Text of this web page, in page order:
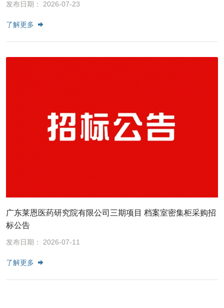
发布日期： 2026-07-23
了解更多
广东莱恩医药研究院有限公司三期项目 档案室密集柜采购招
标公告
发布日期： 2026-07-11
了解更多